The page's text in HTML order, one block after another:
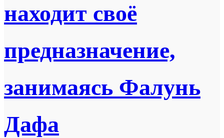
находит своё
предназначение,
занимаясь Фалунь
Дафа